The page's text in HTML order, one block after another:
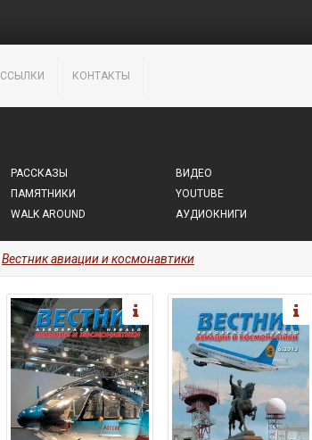
ССЫЛКИ КОНТАКТЫ
РАССКАЗЫ
ПАМЯТНИКИ
WALK AROUND
ВИДЕО
YOUTUBE
АУДИОКНИГИ
Вестник авиации и космонавтики